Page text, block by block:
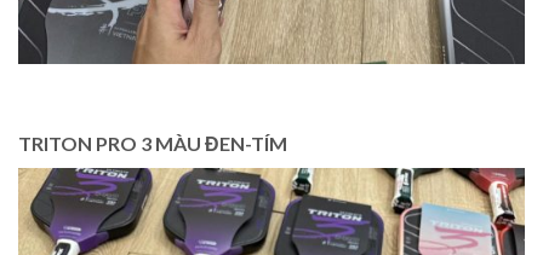
TRITON PRO 3 MÀU ĐEN-TÍM